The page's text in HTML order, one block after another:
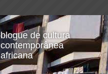
blogue de cultura
contemporânea
africana